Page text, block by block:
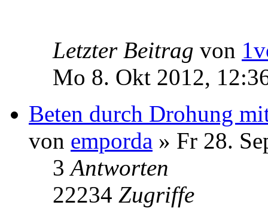
Letzter Beitrag von
Mo 8. Okt 2012,
Beten durch Drohung
von emporda » Fr 28.
3Antworten
22234 Zugriffe